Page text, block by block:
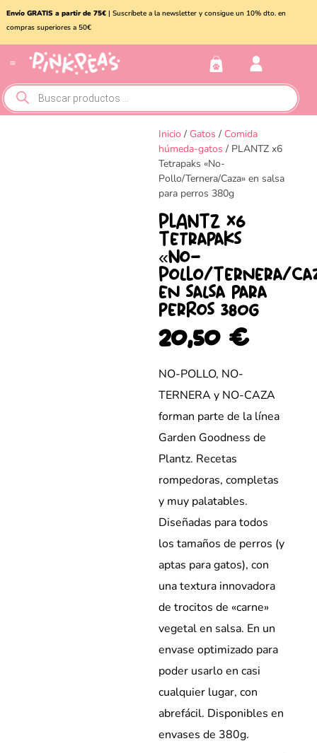
Envío GRATIS a partir de 75€| Suscríbete a la newsletter y consigue un 10% dto. en
compras superiores a 50€
Inicio / Gatos / Comida
húmeda-gatos / PLANTZ x6
Tetrapaks «No-
Pollo/Ternera/Caza» en salsa
para perros 380g
PLANTZ x6
Tetrapaks
«No-
Pollo/Ternera/
en salsa para
perros 380g
20,50 €
NO-POLLO, NO-
TERNERA y NO-CAZA
forman parte de la línea
Garden Goodness de
Plantz. Recetas
rompedoras, completas
y muy palatables.
Diseñadas para todos
los tamaños de perros (y
aptas para gatos), con
una textura innovadora
de trocitos de «carne»
vegetal en salsa. En un
envase optimizado para
poder usarlo en casi
cualquier lugar, con
abrefácil. Disponibles en
envases de 380g.